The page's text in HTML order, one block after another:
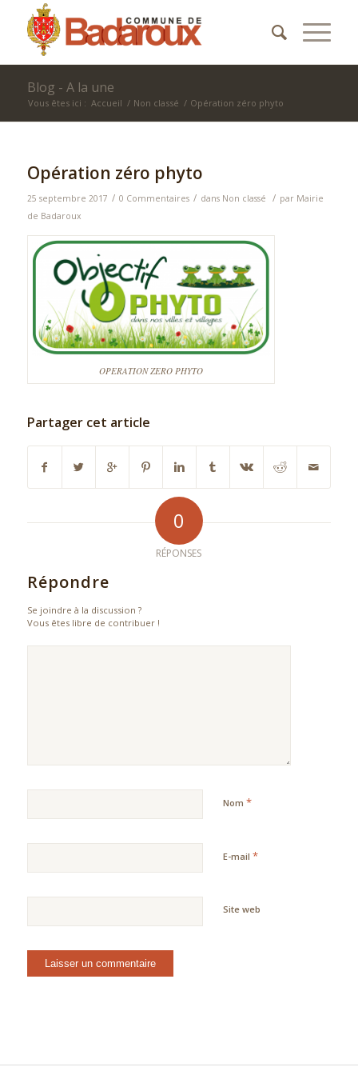
Blog - A la une
Vous êtes ici : Accueil / Non classé / Opération zéro phyto
Opération zéro phyto
25 septembre 2017 / 0 Commentaires / dans Non classé / par Mairie
de Badaroux
OPERATION ZERO PHYTO
Partager cet article
0
RÉPONSES
Répondre
Se joindre à la discussion ?
Vous êtes libre de contribuer !
Nom *
E-mail *
Site web